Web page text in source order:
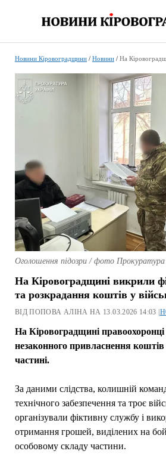
Новини Кіровоградщини/ Новини/ На Кіровоградщині викрили
Оголошення підозри / фото Прокуратура
На Кіровоградщині викрили
та розкрадання коштів у
ВІД ПОПОВА АЛІНА НА 13.03.2026 14:03 |
На Кіровоградщині
незаконного привласнення коштів
частині.
За даними слідства, колишній
технічного забезпечення та троє
організували фіктивну службу і
отримання грошей, виділених на
особовому складу частини.